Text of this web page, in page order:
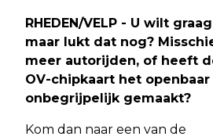
RHEDEN/VELP - U wilt
maar lukt dat nog?
meer autorijden, of heeft
OV-chipkaart het
onbegrijpelijk gemaakt?
Kom dan naar een van de